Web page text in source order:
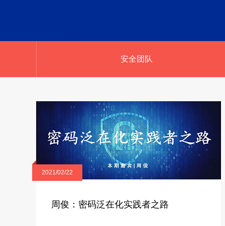
安全团队
2021/02/22
周俊：密码泛在化实践者之路